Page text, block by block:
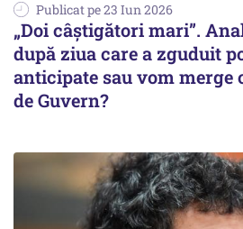
Publicat pe 23 Iun 2026
„Doi câștigători mari”.
după ziua care a zguduit
anticipate sau vom merge
de Guvern?